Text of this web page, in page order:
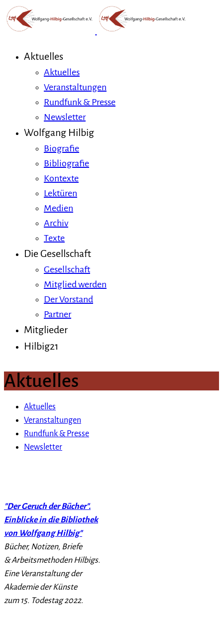
Aktuelles
Aktuelles
Veranstaltungen
Rundfunk & Presse
Newsletter
Wolfgang Hilbig
Biografie
Bibliografie
Kontexte
Lektüren
Medien
Archiv
Texte
Die Gesellschaft
Gesellschaft
Mitglied werden
Der Vorstand
Partner
Mitglieder
Hilbig21
Aktuelles
Aktuelles
Veranstaltungen
Rundfunk & Presse
Newsletter
"Der Geruch der Bücher".
Einblicke in die Bibliothek
von Wolfgang Hilbig"
Bücher, Notizen, Briefe
& Arbeitsmethoden Hilbigs.
Eine Veranstaltung der
Akademie der Künste
zum 15. Todestag 2022.